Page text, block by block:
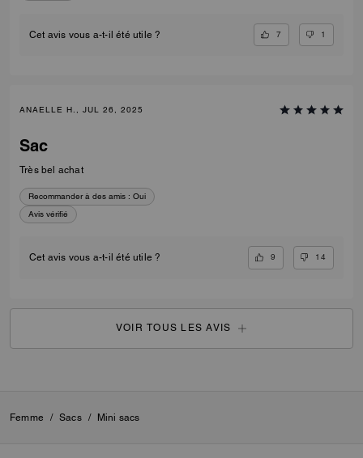
Cet avis vous a-t-il été utile ? 7 1
ANAELLE H., JUL 26, 2025
Sac
Très bel achat
Recommander à des amis : Oui
Avis vérifié
Cet avis vous a-t-il été utile ? 9 14
VOIR TOUS LES AVIS
Femme / Sacs / Mini sacs